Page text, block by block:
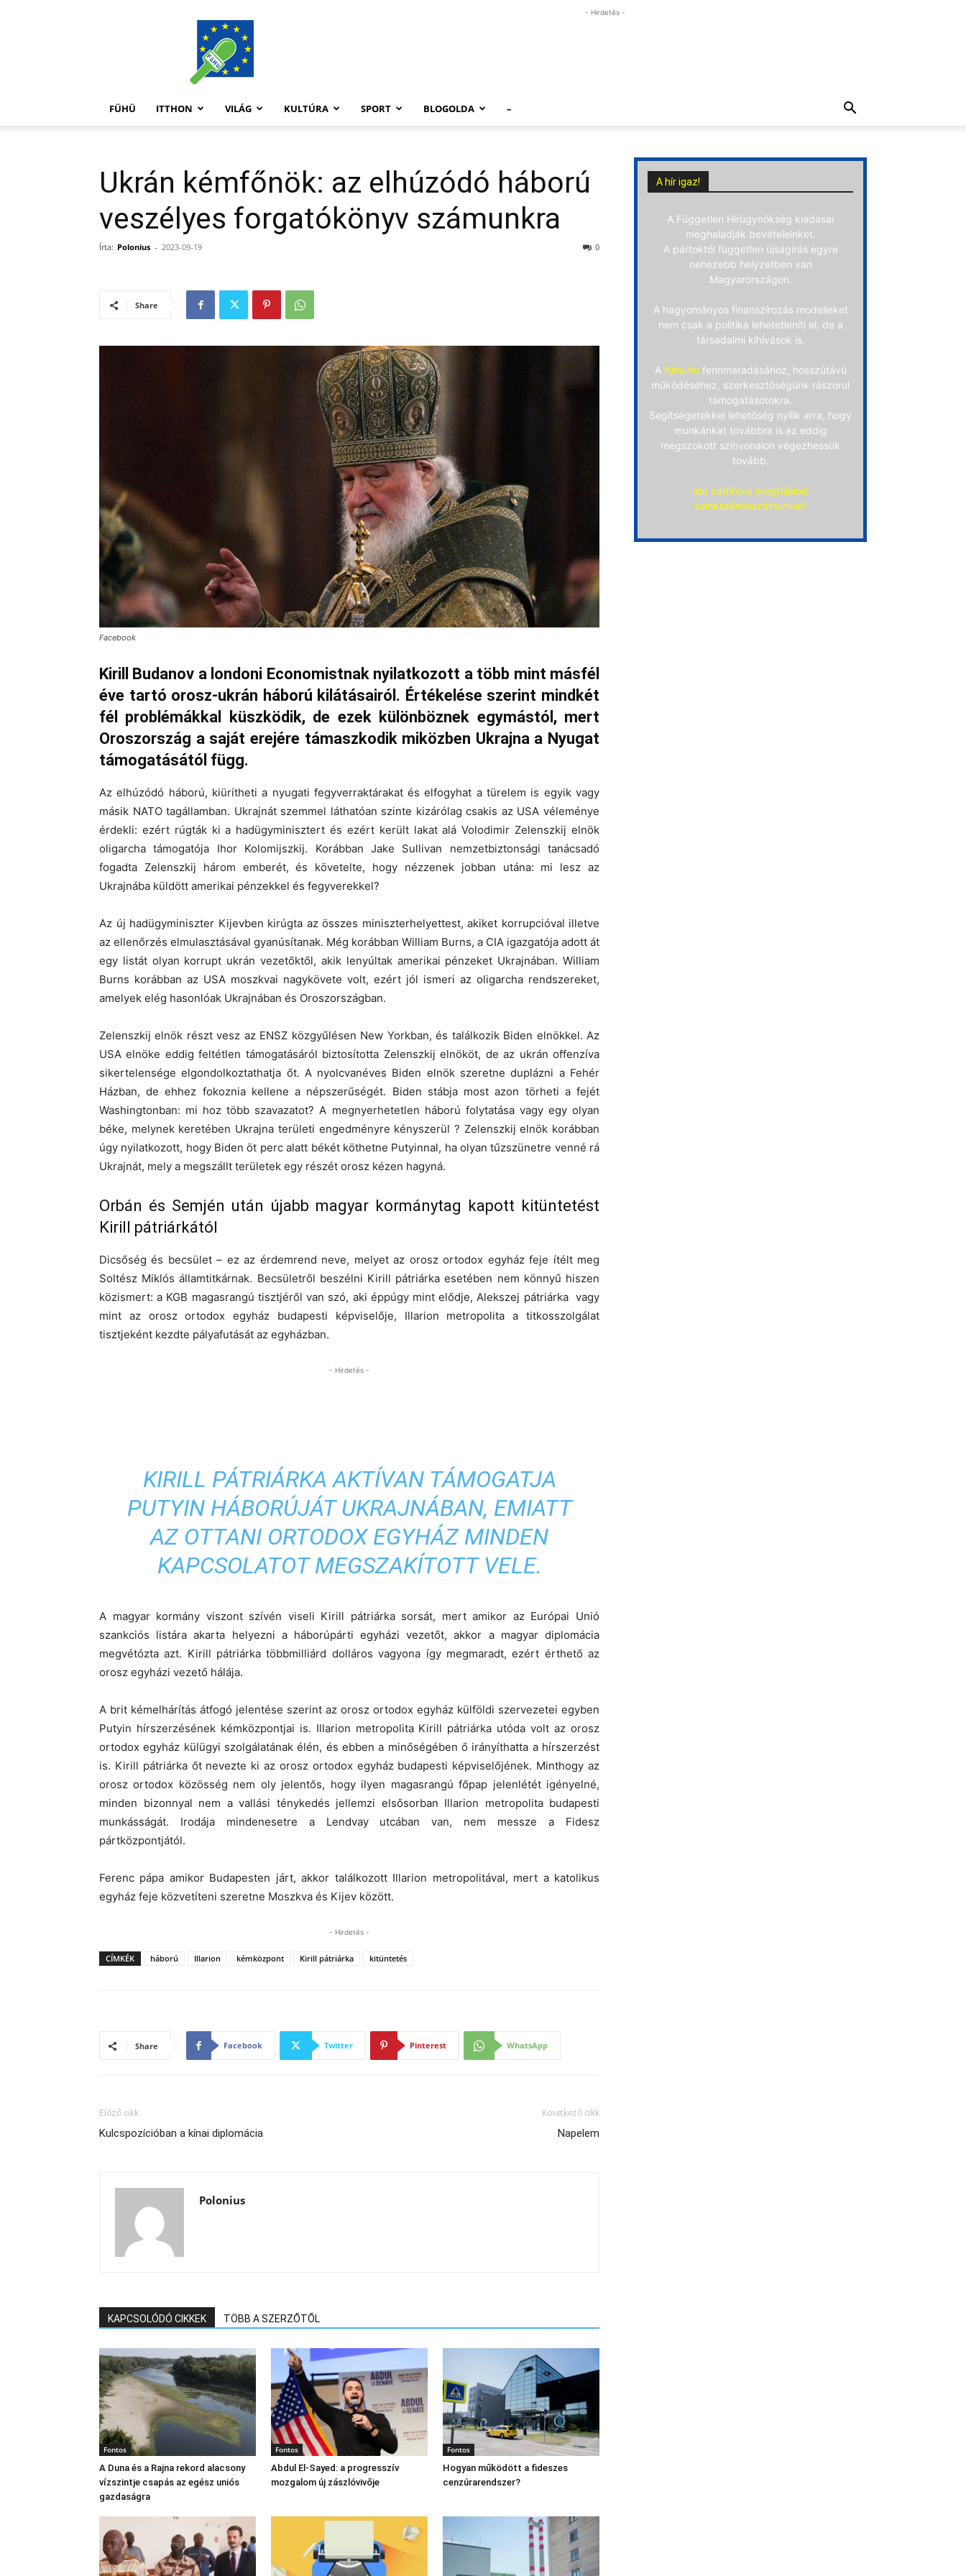
FüHü
- Hirdetés -
FÜHÜ ITTHON VILÁG KULTÚRA SPORT BLOGOLDA –
Ukrán kémfőnök: az elhúzódó háború
veszélyes forgatókönyv számunkra
Írta: Polonius - 2023-09-19 0
Share
Facebook
Kirill Budanov a londoni Economistnak nyilatkozott a több mint másfél
éve tartó orosz-ukrán háború kilátásairól. Értékelése szerint mindkét
fél problémákkal küszködik, de ezek különböznek egymástól, mert
Oroszország a saját erejére támaszkodik miközben Ukrajna a Nyugat
támogatásától függ.
Az elhúzódó háború, kiürítheti a nyugati fegyverraktárakat és elfogyhat a türelem is egyik vagy
másik NATO tagállamban. Ukrajnát szemmel láthatóan szinte kizárólag csakis az USA véleménye
érdekli: ezért rúgták ki a hadügyminisztert és ezért került lakat alá Volodimir Zelenszkij elnök
oligarcha támogatója Ihor Kolomijszkij. Korábban Jake Sullivan nemzetbiztonsági tanácsadó
fogadta Zelenszkij három emberét, és követelte, hogy nézzenek jobban utána: mi lesz az
Ukrajnába küldött amerikai pénzekkel és fegyverekkel?
Az új hadügyminiszter Kijevben kirúgta az összes miniszterhelyettest, akiket korrupcióval illetve
az ellenőrzés elmulasztásával gyanúsítanak. Még korábban William Burns, a CIA igazgatója adott át
egy listát olyan korrupt ukrán vezetőktől, akik lenyúltak amerikai pénzeket Ukrajnában. William
Burns korábban az USA moszkvai nagykövete volt, ezért jól ismeri az oligarcha rendszereket,
amelyek elég hasonlóak Ukrajnában és Oroszországban.
Zelenszkij elnök részt vesz az ENSZ közgyűlésen New Yorkban, és találkozik Biden elnökkel. Az
USA elnöke eddig feltétlen támogatásáról biztosította Zelenszkij elnököt, de az ukrán offenzíva
sikertelensége elgondolkoztathatja őt. A nyolcvanéves Biden elnök szeretne duplázni a Fehér
Házban, de ehhez fokoznia kellene a népszerűségét. Biden stábja most azon törheti a fejét
Washingtonban: mi hoz több szavazatot? A megnyerhetetlen háború folytatása vagy egy olyan
béke, melynek keretében Ukrajna területi engedményre kényszerül ? Zelenszkij elnök korábban
úgy nyilatkozott, hogy Biden öt perc alatt békét köthetne Putyinnal, ha olyan tűzszünetre venné rá
Ukrajnát, mely a megszállt területek egy részét orosz kézen hagyná.
Orbán és Semjén után újabb magyar kormánytag kapott kitüntetést
Kirill pátriárkától
Dicsőség és becsület – ez az érdemrend neve, melyet az orosz ortodox egyház feje ítélt meg
Soltész Miklós államtitkárnak. Becsületről beszélni Kirill pátriárka esetében nem könnyű hiszen
közismert: a KGB magasrangú tisztjéről van szó, aki éppúgy mint elődje, Alekszej pátriárka vagy
mint az orosz ortodox egyház budapesti képviselője, Illarion metropolita a titkosszolgálat
tisztjeként kezdte pályafutását az egyházban.
- Hirdetés -
KIRILL PÁTRIÁRKA AKTÍVAN TÁMOGATJA
PUTYIN HÁBORÚJÁT UKRAJNÁBAN, EMIATT
AZ OTTANI ORTODOX EGYHÁZ MINDEN
KAPCSOLATOT MEGSZAKÍTOTT VELE.
A magyar kormány viszont szívén viseli Kirill pátriárka sorsát, mert amikor az Európai Unió
szankciós listára akarta helyezni a háborúpárti egyházi vezetőt, akkor a magyar diplomácia
megvétózta azt. Kirill pátriárka többmilliárd dolláros vagyona így megmaradt, ezért érthető az
orosz egyházi vezető hálája.
A brit kémelhárítás átfogó jelentése szerint az orosz ortodox egyház külföldi szervezetei egyben
Putyin hírszerzésének kémközpontjai is. Illarion metropolita Kirill pátriárka utóda volt az orosz
ortodox egyház külügyi szolgálatának élén, és ebben a minőségében ő irányíthatta a hírszerzést
is. Kirill pátriárka őt nevezte ki az orosz ortodox egyház budapesti képviselőjének. Minthogy az
orosz ortodox közösség nem oly jelentős, hogy ilyen magasrangú főpap jelenlétét igényelné,
minden bizonnyal nem a vallási ténykedés jellemzi elsősorban Illarion metropolita budapesti
munkásságát. Irodája mindenesetre a Lendvay utcában van, nem messze a Fidesz
pártközpontjától.
Ferenc pápa amikor Budapesten járt, akkor találkozott Illarion metropolitával, mert a katolikus
egyház feje közvetíteni szeretne Moszkva és Kijev között.
- Hirdetés -
CÍMKÉK háború Illarion kémközpont Kirill pátriárka kitüntetés
Share Facebook Twitter Pinterest WhatsApp
Előző cikk
Kulcspozícióban a kínai diplomácia
Következő cikk
Napelem
Polonius
KAPCSOLÓDÓ CIKKEK TÖBB A SZERZŐTŐL
Fontos
A Duna és a Rajna rekord alacsony
vízszintje csapás az egész uniós
gazdaságra
Fontos
Abdul El‑Sayed: a progresszív
mozgalom új zászlóvivője
Fontos
Hogyan működött a fideszes
cenzúrarendszer?
A hír igaz!
A Független Hírügynökség kiadásai
meghaladják bevételeinket.
A pártoktól független újságírás egyre
nehezebb helyzetben van
Magyarországon.
A hagyományos finanszírozás modelleket
nem csak a politika lehetetleníti el, de a
társadalmi kihívások is.
A fuhu.hu fennmaradásához, hosszútávú
működéséhez, szerkesztőségünk rászorul
támogatásotokra.
Segítségetekkel lehetőség nyílik arra, hogy
munkánkat továbbra is az eddig
megszokott színvonalon végezhessük
tovább.
Ide kattintva megtalálod
bankszámlaszámunkat!